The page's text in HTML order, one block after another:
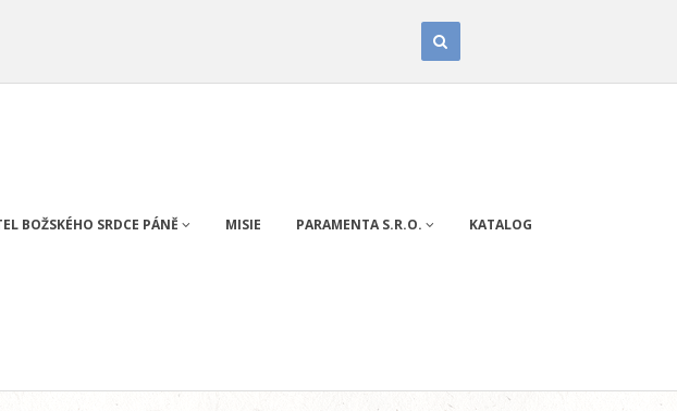
BOŽSKÉHO SRDCE PÁNĚ MISIE PARAMENTA S.R.O. KATALOG